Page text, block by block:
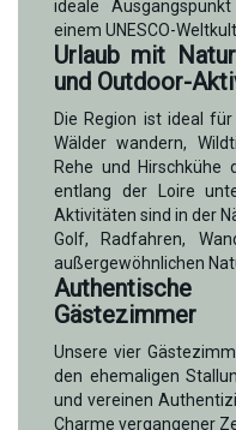
ideale
einem UNESCO-
Urlaub mit
und Outdoor-
Die Region ist ideal
Wälder wandern,
Rehe und Hirschkühe
entlang der Loire
Aktivitäten sind in der
Golf, Radfahren,
außergewöhnlichen
Gästezimmer
Unsere vier
den ehemaligen
und vereinen
Charme vergangener